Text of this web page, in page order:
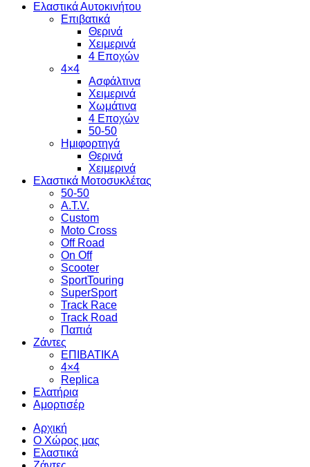
Ελαστικά Αυτοκινήτου
Επιβατικά
Θερινά
Χειμερινά
4 Εποχών
4×4
Ασφάλτινα
Χειμερινά
Χωμάτινα
4 Εποχών
50-50
Ημιφορτηγά
Θερινά
Χειμερινά
Ελαστικά Μοτοσυκλέτας
50-50
A.T.V.
Custom
Moto Cross
Off Road
On Off
Scooter
SportTouring
SuperSport
Track Race
Track Road
Παπιά
Ζάντες
ΕΠΙΒΑΤΙΚΑ
4×4
Replica
Ελατήρια
Αμορτισέρ
Αρχική
Ο Χώρος μας
Ελαστικά